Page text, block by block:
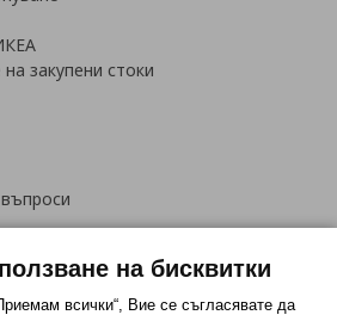
закупени стоки
на бисквитки
всички“, Вие се съгласявате да